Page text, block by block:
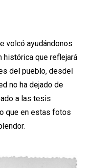
volcó ayudándonos
histórica que reflejará
del pueblo, desdel
no ha dejado de
a las tesis
que en estas fotos